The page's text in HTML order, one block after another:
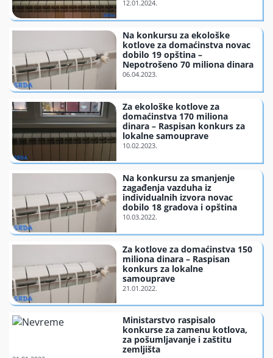
Na konkursu za ekološke
kotlove za domaćinstva novac
dobilo 19 opština –
Nepotrošeno 70 miliona dinara
Za ekološke kotlove za
domaćinstva 170 miliona
dinara – Raspisan konkurs za
lokalne samouprave
Na konkursu za smanjenje
zagađenja vazduha iz
individualnih izvora novac
dobilo 18 gradova i opština
Za kotlove za domaćinstva 150
miliona dinara – Raspisan
konkurs za lokalne
samouprave
Ministarstvo raspisalo
konkurse za zamenu kotlova,
za pošumljavanje i zaštitu
zemljišta